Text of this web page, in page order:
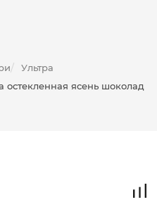
/ Ультра
остекленная ясень шоколад